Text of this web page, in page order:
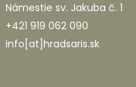
Námestie sv. Jakuba č. 1
+421 919 062 090
info[at]hradsaris.sk